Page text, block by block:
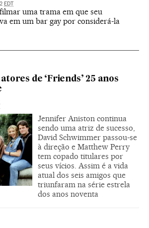
EDT
uma trama em que seu
em um bar gay por considerá-la
de ‘Friends’ 25 anos
Jennifer Aniston continua
sendo uma atriz de sucesso,
David Schwimmer passou-se
à direção e Matthew Perry
tem copado titulares por
seus vícios. Assim é a vida
atual dos seis amigos que
triunfaram na série estrela
dos anos noventa